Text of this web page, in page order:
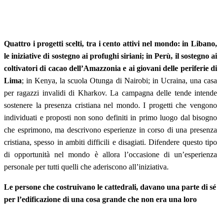
Quattro i progetti scelti, tra i cento attivi nel mondo: in Libano,
le iniziative di sostegno ai profughi siriani; in Perù, il sostegno ai
coltivatori di cacao dell’Amazzonia e ai giovani delle periferie di
Lima; in Kenya, la scuola Otunga di Nairobi; in Ucraina, una casa
per ragazzi invalidi di Kharkov. La campagna delle tende intende
sostenere la presenza cristiana nel mondo. I progetti che vengono
individuati e proposti non sono definiti in primo luogo dal bisogno
che esprimono, ma descrivono esperienze in corso di una presenza
cristiana, spesso in ambiti difficili e disagiati. Difendere questo tipo
di opportunità nel mondo è allora l’occasione di un’esperienza
personale per tutti quelli che aderiscono all’iniziativa.
Le persone che costruivano le cattedrali, davano una parte di sé
per l’edificazione di una cosa grande che non era una loro